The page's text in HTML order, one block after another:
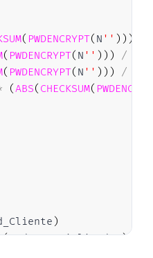
( PWDENCRYPT( N '' ) ) )
( PWDENCRYPT( N '' ) ) ) /
( PWDENCRYPT( N '' ) ) ) /
(ABS( CHECKSUM( PWDENCRYPT
)
(Dados_Serializados)